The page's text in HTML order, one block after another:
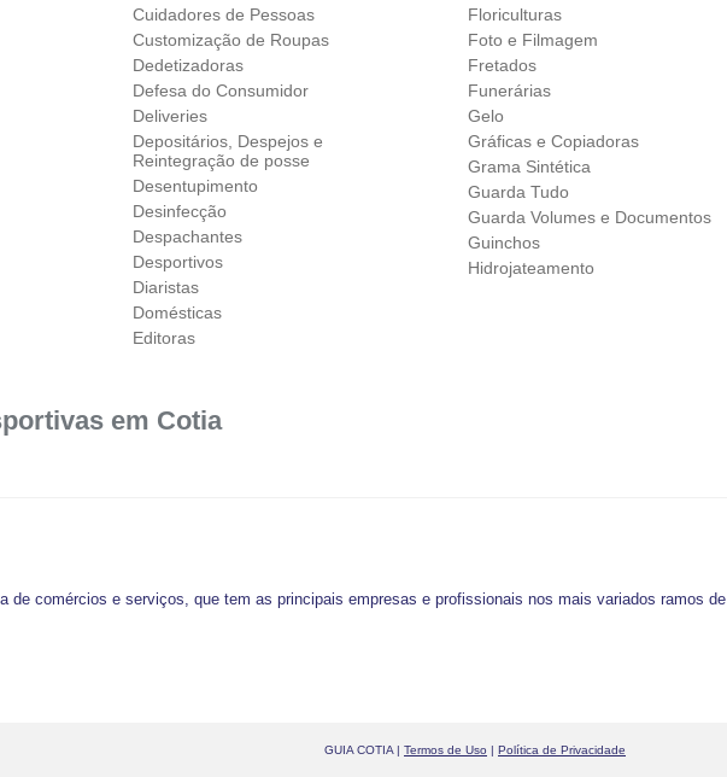
Cuidadores de Pessoas
Customização de Roupas
Dedetizadoras
Defesa do Consumidor
Deliveries
Depositários, Despejos e
Reintegração de posse
Desentupimento
Desinfecção
Despachantes
Desportivos
Diaristas
Domésticas
Editoras
Floriculturas
Foto e Filmagem
Fretados
Funerárias
Gelo
Gráficas e Copiadoras
Grama Sintética
Guarda Tudo
Guarda Volumes e Documentos
Guinchos
Hidrojateamento
em Cotia
de comércios e serviços, que tem as principais empresas e profissionais nos mais variados ramos de
GUIA COTIA | Termos de Uso | Política de Privacidade